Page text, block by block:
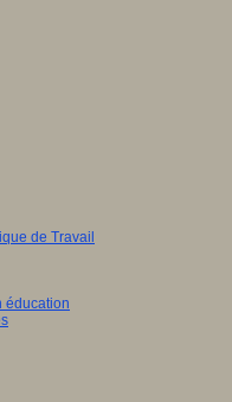
de Travail
éducation